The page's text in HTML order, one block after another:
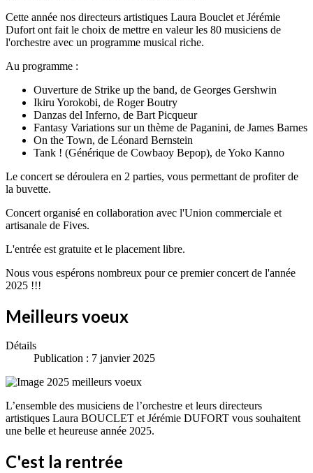
Cette année nos directeurs artistiques Laura Bouclet et Jérémie
Dufort ont fait le choix de mettre en valeur les 80 musiciens de
l'orchestre avec un programme musical riche.
Au programme :
Ouverture de Strike up the band, de Georges Gershwin
Ikiru Yorokobi, de Roger Boutry
Danzas del Inferno, de Bart Picqueur
Fantasy Variations sur un thème de Paganini, de James Barnes
On the Town, de Léonard Bernstein
Tank ! (Générique de Cowbaoy Bepop), de Yoko Kanno
Le concert se déroulera en 2 parties, vous permettant de profiter de
la buvette.
Concert organisé en collaboration avec l'Union commerciale et
artisanale de Fives.
L'entrée est gratuite et le placement libre.
Nous vous espérons nombreux pour ce premier concert de l'année
2025 !!!
Meilleurs voeux
Détails
Publication : 7 janvier 2025
L’ensemble des musiciens de l’orchestre et leurs directeurs
artistiques Laura BOUCLET et Jérémie DUFORT vous souhaitent
une belle et heureuse année 2025.
C'est la rentrée